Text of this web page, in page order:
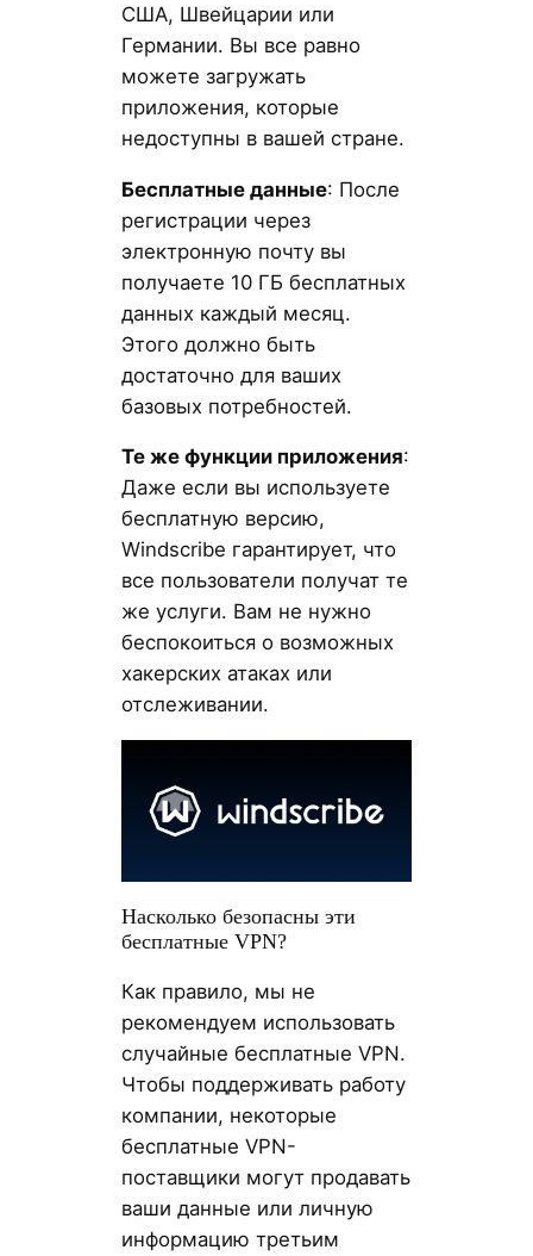
США, Швейцарии или
Германии. Вы все равно
можете загружать
приложения, которые
недоступны в вашей стране.
Бесплатные данные: После
регистрации через
электронную почту вы
получаете 10 ГБ бесплатных
данных каждый месяц.
Этого должно быть
достаточно для ваших
базовых потребностей.
Те же функции приложения:
Даже если вы используете
бесплатную версию,
Windscribe гарантирует, что
все пользователи получат те
же услуги. Вам не нужно
беспокоиться о возможных
хакерских атаках или
отслеживании.
Насколько безопасны эти
бесплатные VPN?
Как правило, мы не
рекомендуем использовать
случайные бесплатные VPN.
Чтобы поддерживать работу
компании, некоторые
бесплатные VPN-
поставщики могут продавать
ваши данные или личную
информацию третьим